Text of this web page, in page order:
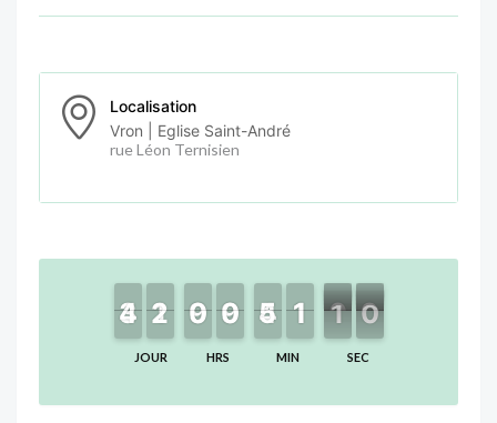
Localisation
Vron | Eglise Saint-André
rue Léon Ternisien
JOUR
3
3
4
4 1
1
2
2
HRS
9
9
0
0 9
9
0
0
MIN
4
4
5
5 1
1
1
1
SEC
1
0
0 0
9
9